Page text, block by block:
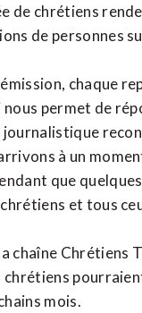
de chrétiens
de personnes
chaque
nous permet de
à un
que
et tous
chaîne Chrétiens
mois.